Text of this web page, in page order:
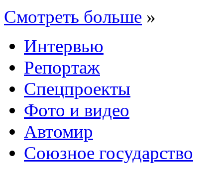
Смотреть больше »
Интервью
Репортаж
Спецпроекты
Фото и видео
Автомир
Союзное государство